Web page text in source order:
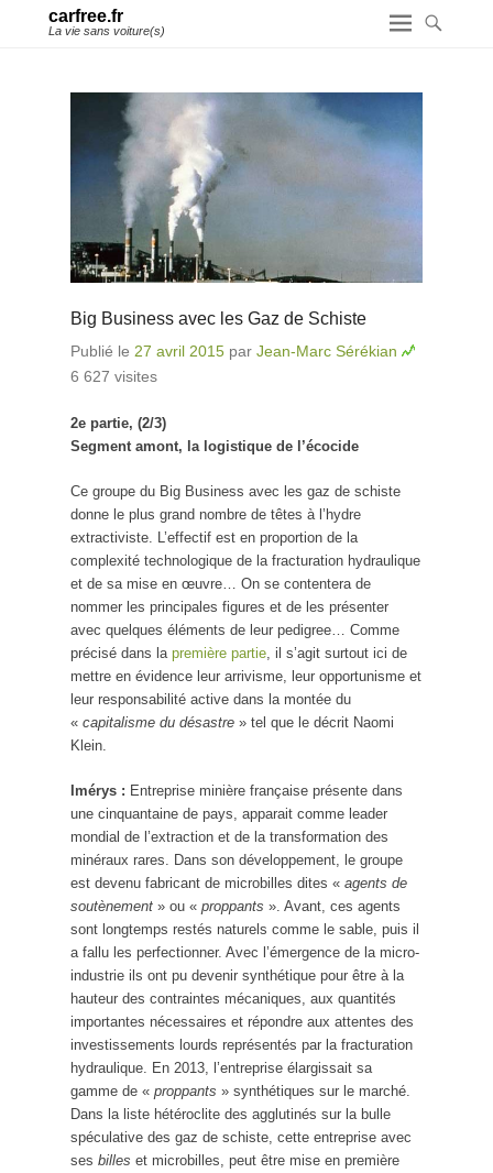
carfree.fr
La vie sans voiture(s)
Big Business avec les Gaz de Schiste
Publié le 27 avril 2015 par Jean-Marc Sérékian
6 627 visites
2e partie, (2/3)
Segment amont, la logistique de l’écocide
Ce groupe du Big Business avec les gaz de schiste
donne le plus grand nombre de têtes à l’hydre
extractiviste. L’effectif est en proportion de la
complexité technologique de la fracturation hydraulique
et de sa mise en œuvre… On se contentera de
nommer les principales figures et de les présenter
avec quelques éléments de leur pedigree… Comme
précisé dans la première partie , il s’agit surtout ici de
mettre en évidence leur arrivisme, leur opportunisme et
leur responsabilité active dans la montée du
« capitalisme du désastre » tel que le décrit Naomi
Klein.
Imérys : Entreprise minière française présente dans
une cinquantaine de pays, apparait comme leader
mondial de l’extraction et de la transformation des
minéraux rares. Dans son développement, le groupe
est devenu fabricant de microbilles dites « agents de
soutènement » ou « proppants ». Avant, ces agents
sont longtemps restés naturels comme le sable, puis il
a fallu les perfectionner. Avec l’émergence de la micro-
industrie ils ont pu devenir synthétique pour être à la
hauteur des contraintes mécaniques, aux quantités
importantes nécessaires et répondre aux attentes des
investissements lourds représentés par la fracturation
hydraulique. En 2013, l’entreprise élargissait sa
gamme de « proppants » synthétiques sur le marché.
Dans la liste hétéroclite des agglutinés sur la bulle
spéculative des gaz de schiste, cette entreprise avec
ses billes et microbilles, peut être mise en première